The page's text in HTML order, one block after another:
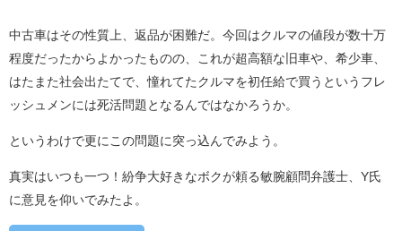
中古車はその性質上、返品が困難だ。今回はクルマの値段が数十万
程度だったからよかったものの、これが超高額な旧車や、希少車、
はたまた社会出たてで、憧れてたクルマを初任給で買うというフレ
ッシュメンには死活問題となるんではなかろうか。
というわけで更にこの問題に突っ込んでみよう。
真実はいつも一つ！紛争大好きなボクが頼る敏腕顧問弁護士、Y氏
に意見を仰いでみたよ。